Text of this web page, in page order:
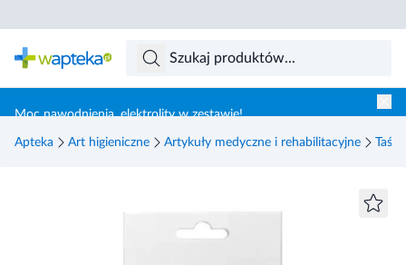
Moc nawodnienia, elektrolity w zestawie!
Apteka Art higieniczne Artykuły medyczne i rehabilitacyjne